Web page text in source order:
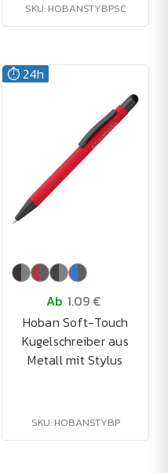
SKU: HOBANSTYBPSC
⏱️ 24h
Ab 1.09 €
Hoban Soft-Touch
Kugelschreiber aus
Metall mit Stylus
SKU: HOBANSTYBP